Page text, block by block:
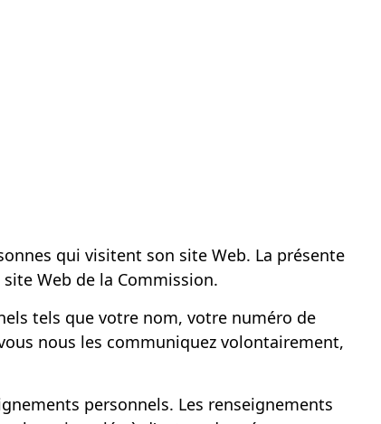
qui visitent son site Web. La présente
Web de la Commission.
tels que votre nom, votre numéro de
nous les communiquez volontairement,
personnels. Les renseignements